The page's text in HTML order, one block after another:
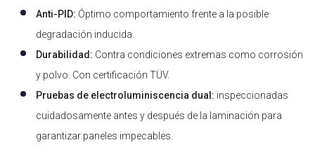
Anti-PID: Óptimo comportamiento frente a la posible
degradación inducida.
Durabilidad: Contra condiciones extremas como corrosión
y polvo. Con certificación TÜV.
Pruebas de electroluminiscencia dual: inspeccionadas
cuidadosamente antes y después de la laminación para
garantizar paneles impecables.